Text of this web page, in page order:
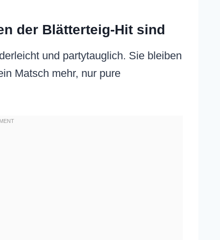
der Blätterteig-Hit sind
und partytauglich. Sie bleiben
Matsch mehr, nur pure